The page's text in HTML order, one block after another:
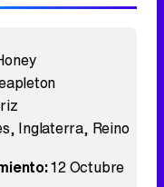
Inglaterra, Reino
12 Octubre